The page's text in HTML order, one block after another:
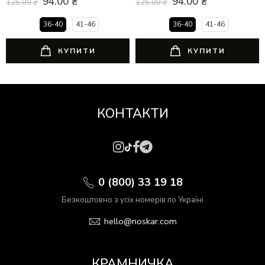
125.00₴
36-40 41-46
КУПИТИ
125.00₴
36-40 41-46
КУПИТИ
КОНТАКТИ
0 (800) 33 19 18
Безкоштовно з усіх номерів по Україні
hello@noskar.com